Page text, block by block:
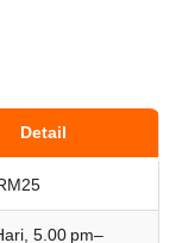
Detail
5.00 pm–